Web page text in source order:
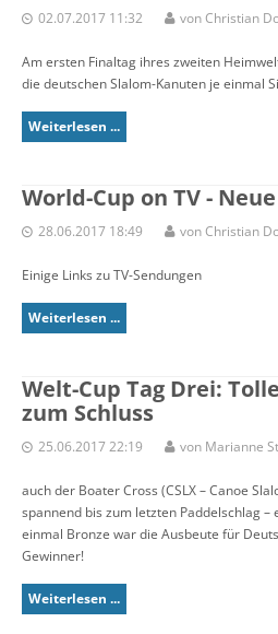
02.07.2017 11:32 von Christian
Am ersten Finaltag ihres zweiten
die deutschen Slalom-Kanuten je einmal
Weiterlesen ...
World-Cup on TV -
28.06.2017 18:49 von Christian
Einige Links zu TV-Sendungen
Weiterlesen ...
Welt-Cup Tag Drei:
zum Schluss
25.06.2017 22:19 von Marianne
auch der Boater Cross (CSLX – Canoe
spannend bis zum letzten Paddelschlag –
einmal Bronze war die Ausbeute für
Gewinner!
Weiterlesen ...